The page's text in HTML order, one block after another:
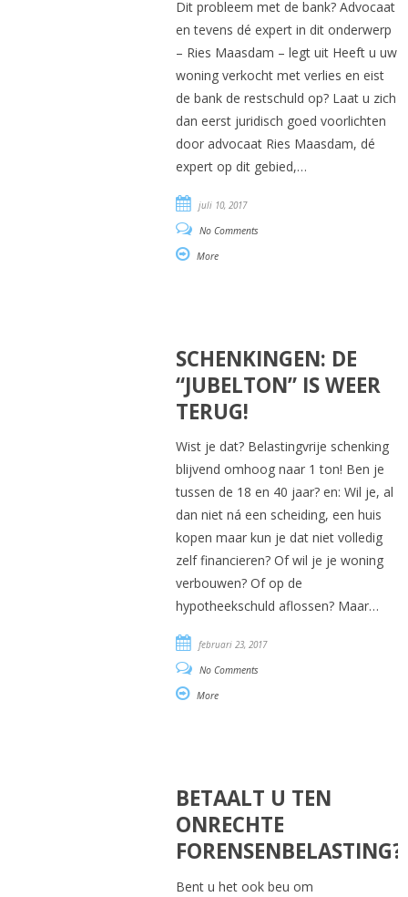
Dit probleem met de bank? Advocaat
en tevens dé expert in dit onderwerp
– Ries Maasdam – legt uit Heeft u uw
woning verkocht met verlies en eist
de bank de restschuld op? Laat u zich
dan eerst juridisch goed voorlichten
door advocaat Ries Maasdam, dé
expert op dit gebied,…
juli 10, 2017
No Comments
More
SCHENKINGEN: DE
“JUBELTON” IS WEER
TERUG!
Wist je dat? Belastingvrije schenking
blijvend omhoog naar 1 ton! Ben je
tussen de 18 en 40 jaar? en: Wil je, al
dan niet ná een scheiding, een huis
kopen maar kun je dat niet volledig
zelf financieren? Of wil je je woning
verbouwen? Of op de
hypotheekschuld aflossen? Maar…
februari 23, 2017
No Comments
More
BETAALT U TEN
ONRECHTE
FORENSENBELASTING?
Bent u het ook beu om